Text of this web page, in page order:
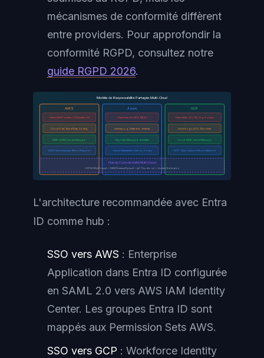
mécanismes de conformité diffèrent
entre providers. Pour approfondir la
conformité RGPD, consultez notre
guide RGPD 2026.
Modèle de Responsabilité Partagée Multi-Cloud
AWS
Client: IAM Policies, S3 Buckets, SG
CloudTrail, GuardDuty, Config
KMS, ACM, Secrets Manager
AWS: Infra physique, Nitro, Regions
Azure
Client: Entra ID, NSG, RBAC
Activity Log, Defender, Sentinel
Key Vault, Managed Identities
Azure: Datacenters, Fabric, Zones
GCP
Client: IAM, VPC FW, Org Policies
Audit Logs, SCC, Chronicle
Cloud KMS, Secret Manager
GCP: Titan, Custom Silicon, Network
Plan de Controle Unifié Multi-Cloud
CSPM (Wiz/Prisma) + SIEM (Sentinel/Splunk) + IaC (Terraform) + Identity Federation
L'architecture recommandée avec Entra
ID comme hub :
SSO vers AWS : Enterprise
Application dans Entra ID configurée
en SAML 2.0 vers AWS IAM Identity
Center. Les groupes Entra ID sont
mappés aux Permission Sets AWS.
SSO vers GCP : Workforce Identity